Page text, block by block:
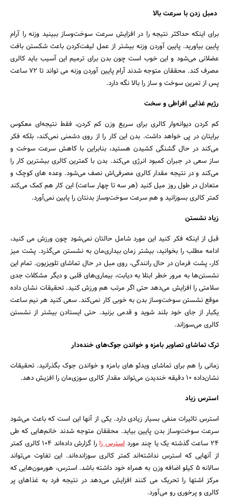
دمبل زدن با سرعت بالا
برای اینکه حداکثر نتیجه را در افزایش سرعت سوخت‌وساز ببینید وزنه را آرام
پایین بیاورید. پایین آوردن وزنه بیشتر از عمل لیفت‌کردن باعث شکستن بافت
عضلانی می‌شود و این خوب است چون بدن برای ترمیم این آسیب باید کالری
مصرف کند. محققان متوجه شدند آرام پایین آوردن وزنه می تواند تا 72 ساعت
پس از تمرین سوخت و ساز را بالا نگه دارد.
رژیم غذایی افراطی و سخت
کم کردن دیوانه‌وار کالری برای سریع وزن کم کردن، فقط نتیجه‌ای معکوس
برایتان در پی خواهد داشت. بدن این کار را از روی دشمنی نمی‌کند، بلکه فکر
می‌کند در حال گشنگی کشیدن هستید، بنابراین با کاهش سرعت سوخت و
ساز سعی در جبران کمبود انرژی می‌کند. بدن با کمترین کالری بیشترین کار را
می‌کند و در نتیجه مقدار کالری مصرفی‌اش نصف می‌شود. وعده های کوچک و
متعادل در طول روز میل کنید (هر سه تا چهار ساعت) این کار هم کمک می‌کند
کمتر کالری بسوزانید و هم سرعت سوخت‌وساز بدنتان را پایین نمی‌آورد.
زیاد نشستن
قبل از اینکه فکر کنید این مورد شامل حالتان نمی‌شود چون ورزش می کنید،
ادامه مطلب را بخوانید، بیشتر زمان بیداری‌مان به نشستن می‌گذرد. پشت میز
کار، پشت فرمان در حال رانندگی، روی مبل در حال تماشای تلویزیون. تمام این
نشستن‌ها به مرور خطر ابتلا به دیابت، بیماری‌های قلبی و دیگر مشکلات جدی
سلامتی را افزایش می‌دهد حتی اگر مرتب هم ورزش کنید. تحقیقات نشان داده
موقع نشستن سوخت‌و‌ساز بدن به خوبی کار نمی‌کند. سعی کنید هر نیم ساعت
یکبار از جای خود بلند شوید و قدمی بزنید. حتی ایستادن بیشتر از نشستن
کالری می‌سوزاند.
ترک تماشای تصاویر بامزه و خواندن جوک‌های خنده‌دار
زمانی را هم برای تماشای ویدئو های بامزه و خواندن جوک بگذرانید. تحقیقات
نشان‌داده 10 دقیقه خندیدن می‌تواند مقدار کالری سوزی‌مان را افزیش دهد.
استرس زیاد
استرس تاثیرات منفی بسیار زیادی دارد. یکی از آنها این است که باعث می‌شود
سرعت سوخت‌وساز بدن پایین بیاید. محققان متوجه شدند خانم‌هایی که طی
24 ساعت گذشته یک یا چند مورد
استرس زا
را گزارش داده‌اند 104 کالری کمتر
از آنهایی که استرس نداشته‌اند کمتر کالری سوزانده‌اند. این تفاوت می‌تواند
سالانه 5 کیلو اضافه وزن به همراه خود داشته باشد. استرس، هورمون‌هایی که
مرکز اشتها را تحریک می کنند افزایش می‌دهد در نتیجه فرد به غذاهای پر
کالری و پرخوری رو می‌آورد.